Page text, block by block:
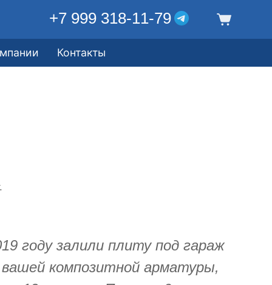
+7 999 318-11-79
Контакты
году залили плиту под гараж
вашей композитной арматуры,